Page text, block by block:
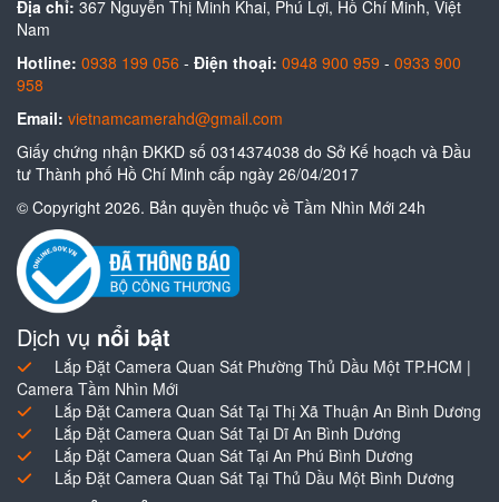
Địa chỉ: 367 Nguyễn Thị Minh Khai, Phú Lợi, Hồ Chí Minh, Việt
Nam
Hotline: 0938 199 056 - Điện thoại: 0948 900 959 - 0933 900
958
Email: vietnamcamerahd@gmail.com
Giấy chứng nhận ĐKKD số 0314374038 do Sở Kế hoạch và Đầu
tư Thành phố Hồ Chí Minh cấp ngày 26/04/2017
© Copyright 2026. Bản quyền thuộc về Tầm Nhìn Mới 24h
Dịch vụ nổi bật
Lắp Đặt Camera Quan Sát Phường Thủ Dầu Một TP.HCM |
Camera Tầm Nhìn Mới
Lắp Đặt Camera Quan Sát Tại Thị Xã Thuận An Bình Dương
Lắp Đặt Camera Quan Sát Tại Dĩ An Bình Dương
Lắp Đặt Camera Quan Sát Tại An Phú Bình Dương
Lắp Đặt Camera Quan Sát Tại Thủ Dầu Một Bình Dương